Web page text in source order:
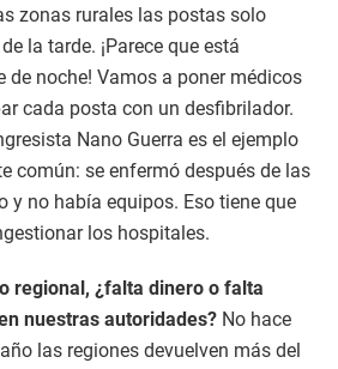
zonas rurales las postas solo
la tarde. ¡Parece que está
de noche! Vamos a poner médicos
cada posta con un desfibrilador.
Nano Guerra es el ejemplo
común: se enfermó después de las
y no había equipos. Eso tiene que
los hospitales.
regional, ¿falta dinero o falta
nuestras autoridades? No hace
las regiones devuelven más del